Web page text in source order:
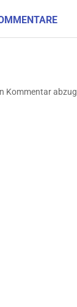
Kommentar